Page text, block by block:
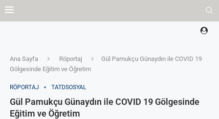
Ana Sayfa Röportaj
Gül Pamukçu Günaydın ile COVID 19
Gölgesinde Eğitim ve Öğretim
RÖPORTAJ TATDSOSYAL
Gül Pamukçu Günaydın ile COVID 19 Gölgesinde
Eğitim ve Öğretim